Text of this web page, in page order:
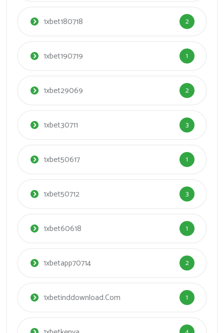
1xbet180718 2
1xbet190719 1
1xbet29069 2
1xbet30711 3
1xbet50617 1
1xbet50712 3
1xbet60618 1
1xbetapp70714 2
1xbetinddownload.com 1